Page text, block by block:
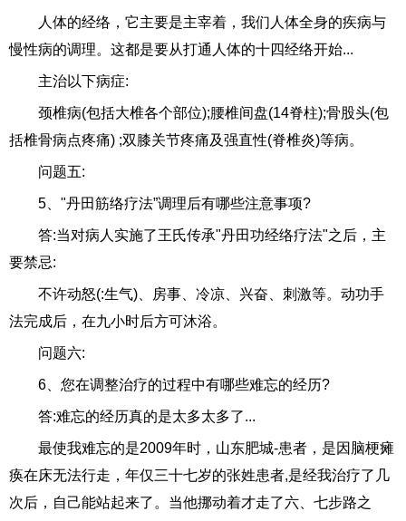
人体的经络，它主要是主宰着，我们人体全身的疾病与
慢性病的调理。这都是要从打通人体的十四经络开始...
主治以下病症:
颈椎病(包括大椎各个部位);腰椎间盘(14脊柱);骨股头(包
括椎骨病点疼痛) ;双膝关节疼痛及强直性(脊椎炎)等病。
问题五:
5、"丹田筋络疗法”调理后有哪些注意事项?
答:当对病人实施了王氏传承"丹田功经络疗法"之后，主
要禁忌:
不许动怒(:生气)、房事、冷凉、兴奋、刺激等。动功手
法完成后，在九小时后方可沐浴。
问题六:
6、您在调整治疗的过程中有哪些难忘的经历?
答:难忘的经历真的是太多太多了...
最使我难忘的是2009年时，山东肥城-患者，是因脑梗瘫
痪在床无法行走，年仅三十七岁的张姓患者,是经我治疗了几
次后，自己能站起来了。当他挪动着才走了六、七步路之